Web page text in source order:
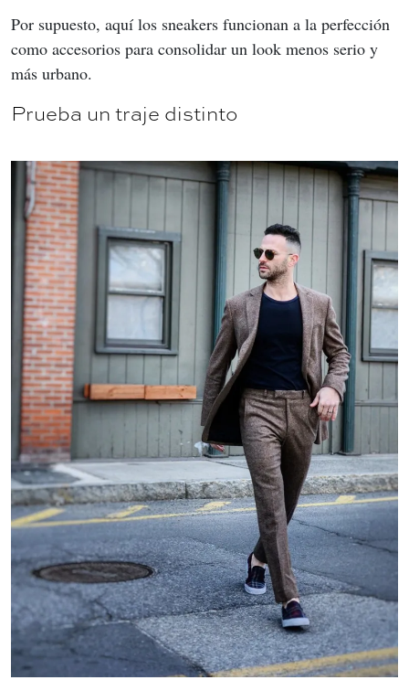
Por supuesto, aquí los sneakers funcionan a la perfección
como accesorios para consolidar un look menos serio y
más urbano.
Prueba un traje distinto